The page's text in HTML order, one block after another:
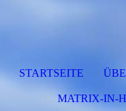
STARTSEITE
MATRIX-IN-